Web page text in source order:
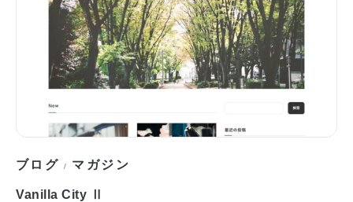
ブログ / マガジン
Vanilla City Ⅱ